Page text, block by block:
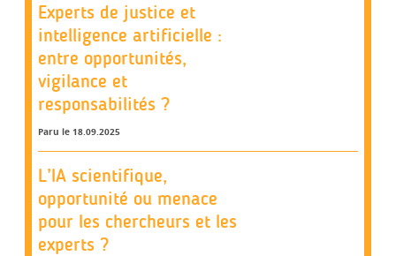
Experts de justice et
intelligence artificielle :
entre opportunités,
vigilance et
responsabilités ?
Paru le 18.09.2025
L’IA scientifique,
opportunité ou menace
pour les chercheurs et les
experts ?